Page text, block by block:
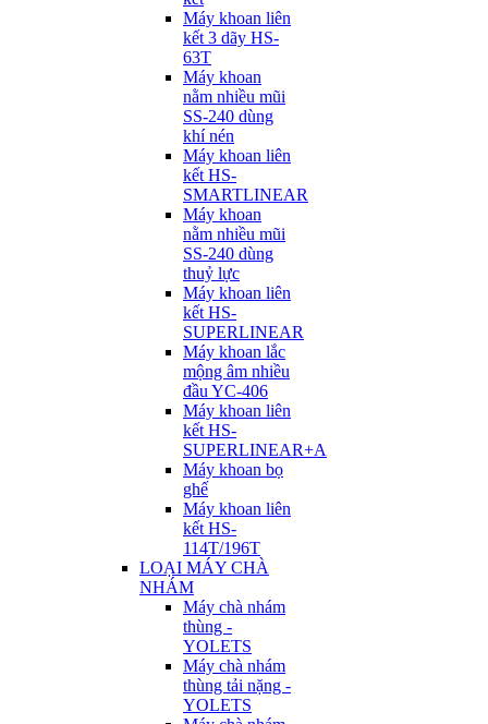
Máy khoan liên
kết 3 dãy HS-
63T
Máy khoan
nằm nhiều mũi
SS-240 dùng
khí nén
Máy khoan liên
kết HS-
SMARTLINEAR
Máy khoan
nằm nhiều mũi
SS-240 dùng
thuỷ lực
Máy khoan liên
kết HS-
SUPERLINEAR
Máy khoan lắc
mộng âm nhiều
đầu YC-406
Máy khoan liên
kết HS-
SUPERLINEAR+A
Máy khoan bọ
ghế
Máy khoan liên
kết HS-
114T/196T
LOẠI MÁY CHÀ
NHÁM
Máy chà nhám
thùng -
YOLETS
Máy chà nhám
thùng tải nặng -
YOLETS